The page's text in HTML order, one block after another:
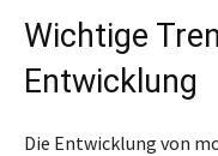
Wichtige
Entwicklung
Die Entwicklung von